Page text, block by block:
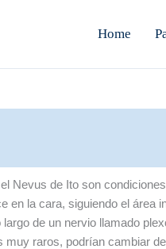
Home
Nevus de Ito son
en la cara, siguiendo el área
largo de un nervio llamado
muy raros, podrían cambiar